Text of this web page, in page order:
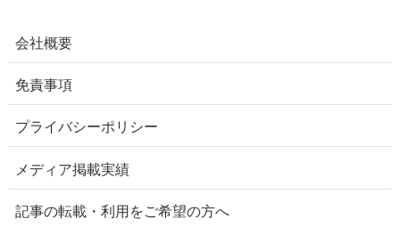
会社概要
免責事項
プライバシーポリシー
メディア掲載実績
記事の転載・利用をご希望の方へ